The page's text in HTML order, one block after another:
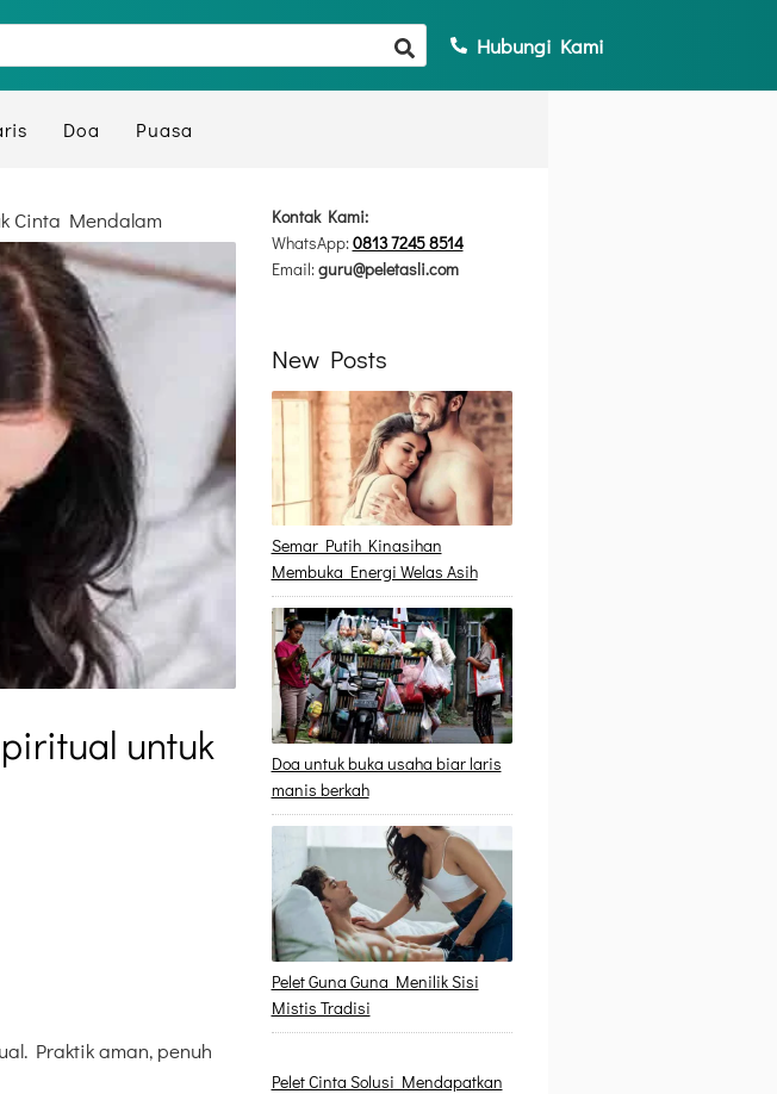
Hubungi Kami
Doa Puasa
Cinta Mendalam
untuk
Praktik aman, penuh
Kontak Kami:
WhatsApp:0813 7245 8514
Email:guru@peletasli.com
New Posts
Semar Putih Kinasihan
Membuka Energi Welas Asih
Doa untuk buka usaha biar laris
manis berkah
Pelet Guna Guna Menilik Sisi
Mistis Tradisi
Pelet Cinta Solusi Mendapatkan